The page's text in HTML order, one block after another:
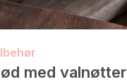
med valnøtter